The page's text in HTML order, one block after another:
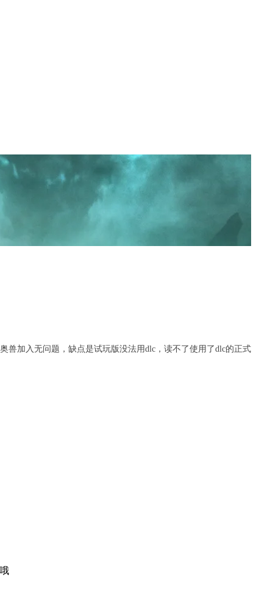
兽加入无问题，缺点是试玩版没法用dlc，读不了使用了dlc的正式